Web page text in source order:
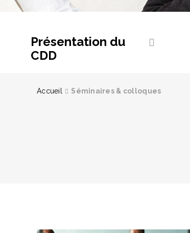
Présentation du
CDD
Accueil Séminaires & colloques